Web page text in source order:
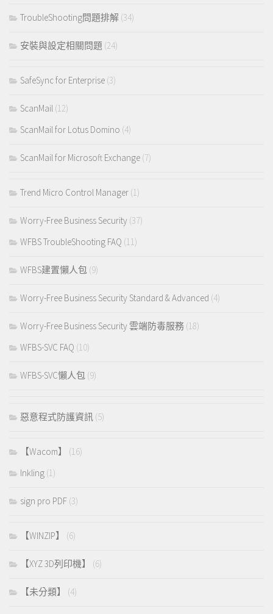
TroubleShooting問題排解 (34)
安裝與設定相關問題 (24)
SafeSync for Enterprise (3)
ScanMail (12)
ScanMail for Lotus Domino (4)
ScanMail for Microsoft Exchange (7)
Trend Micro Control Manager (1)
Worry-Free Business Security (37)
WFBS TroubleShooting FAQ (11)
WFBS建置懶人包 (9)
Worry-Free Business Security Standard & Advanced (4)
Worry-Free Business Security 雲端防毒服務 (18)
WFBS-SVC FAQ (10)
WFBS-SVC懶人包 (9)
惡意程式防護資訊 (5)
【Wacom】
(16)
Inkling (1)
sign pro PDF (3)
【WINZIP】 (6)
【XYZ 3D列印機】 (6)
【未分類】 (4)